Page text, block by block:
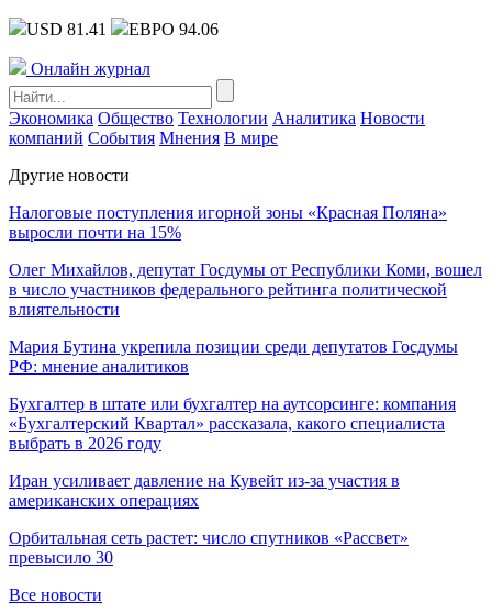
USD 81.41 ЕВРО 94.06
Онлайн журнал
Экономика Общество Технологии Аналитика Новости
компаний События Мнения В мире
Другие новости
Налоговые поступления игорной зоны «Красная Поляна»
выросли почти на 15%
Олег Михайлов, депутат Госдумы от Республики Коми, вошел
в число участников федерального рейтинга политической
влиятельности
Мария Бутина укрепила позиции среди депутатов Госдумы
РФ: мнение аналитиков
Бухгалтер в штате или бухгалтер на аутсорсинге: компания
«Бухгалтерский Квартал» рассказала, какого специалиста
выбрать в 2026 году
Иран усиливает давление на Кувейт из-за участия в
американских операциях
Орбитальная сеть растет: число спутников «Рассвет»
превысило 30
Все новости